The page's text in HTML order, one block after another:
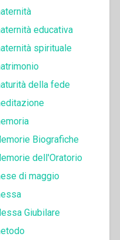
educativa
spirituale
della fede
Biografiche
dell'Oratorio
di maggio
Giubilare